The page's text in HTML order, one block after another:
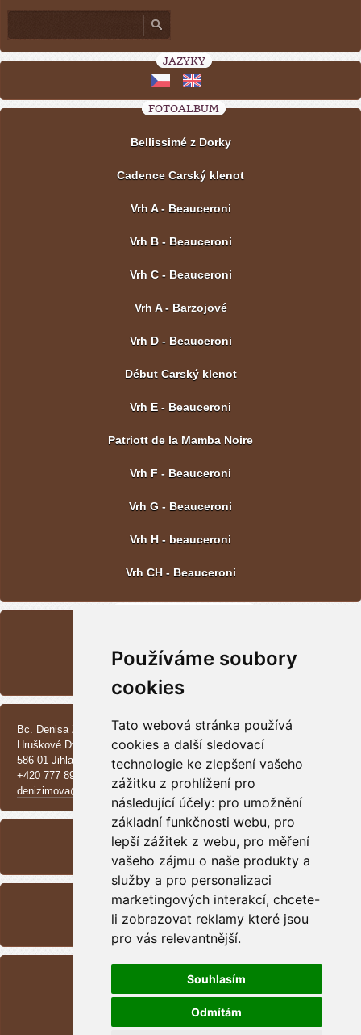
Používáme soubory
cookies
Tato webová stránka používá
cookies a další sledovací
technologie ke zlepšení vašeho
zážitku z prohlížení pro
následující účely: pro umožnění
základní funkčnosti webu, pro
lepší zážitek z webu, pro měření
vašeho zájmu o naše produkty a
služby a pro personalizaci
marketingových interakcí, chcete-
li zobrazovat reklamy které jsou
pro vás relevantnější.
Souhlasím
Odmítám
JAZYKY
FOTOALBUM
Bellissimé z Dorky
Cadence Carský klenot
Vrh A - Beauceroni
Vrh B - Beauceroni
Vrh C - Beauceroni
Vrh A - Barzojové
Vrh D - Beauceroni
Début Carský klenot
Vrh E - Beauceroni
Patriott de la Mamba Noire
Vrh F - Beauceroni
Vrh G - Beauceroni
Vrh H - beauceroni
Vrh CH - Beauceroni
Bc. Denisa Zimová
Hruškové Dvory 370 E
586 01 Jihlava
+420 777 890 137
denizimova@seznam.cz
ARCHIV
<< září / 2025 >>
RSS
Přehled zdrojů
1698454
Měsíc:
49130
680